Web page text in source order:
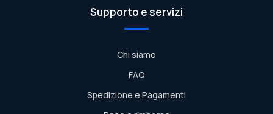
Supporto e servizi
Chi siamo
FAQ
Spedizione e Pagamenti